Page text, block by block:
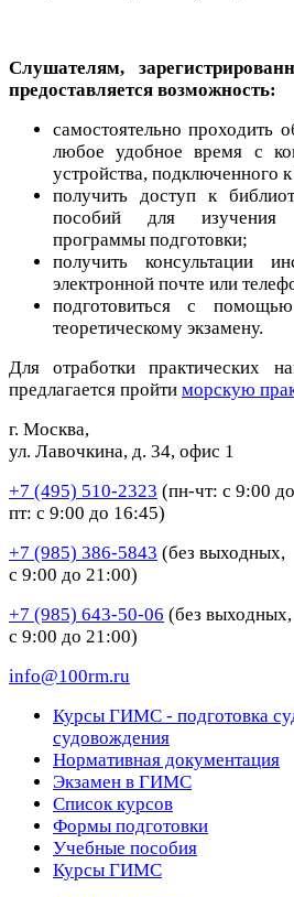
Слушателям,
предоставляется возможность:
самостоятельно проходить
любое удобное время с
устройства, подключенного
получить доступ к
пособий для изучения
программы подготовки;
получить консультации
электронной почте или
подготовиться с
теоретическому экзамену.
Для отработки практических
предлагается пройти морскую
г. Москва,
ул. Лавочкина, д. 34, офис 1
+7 (495) 510-2323 (пн-чт: с 9:00
пт: с 9:00 до 16:45)
+7 (985) 386-5843 (без выходных,
с 9:00 до 21:00)
+7 (985) 643-50-06 (без выходных,
с 9:00 до 21:00)
info@100rm.ru
Курсы ГИМС - подготовка
судовождения
Нормативная документация
Экзамен в ГИМС
Список курсов
Формы подготовки
Учебные пособия
Курсы ГИМС